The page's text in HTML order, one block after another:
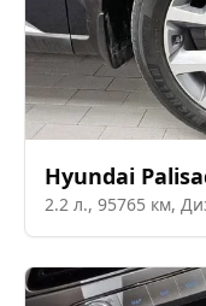
Hyundai
2.2 л., 95765 км,